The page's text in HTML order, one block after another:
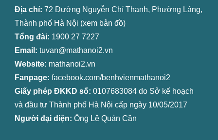
Địa chỉ: 72 Đường Nguyễn Chí Thanh, Phường Láng,
Thành phố Hà Nội (xem bản đồ)
Tổng đài: 1900 27 7227
Email: tuvan@mathanoi2.vn
Website: mathanoi2.vn
Fanpage: facebook.com/benhvienmathanoi2
Giấy phép ĐKKD số: 0107683084 do Sở kế hoạch
và đầu tư Thành phố Hà Nội cấp ngày 10/05/2017
Người đại diện: Ông Lê Quản Cần